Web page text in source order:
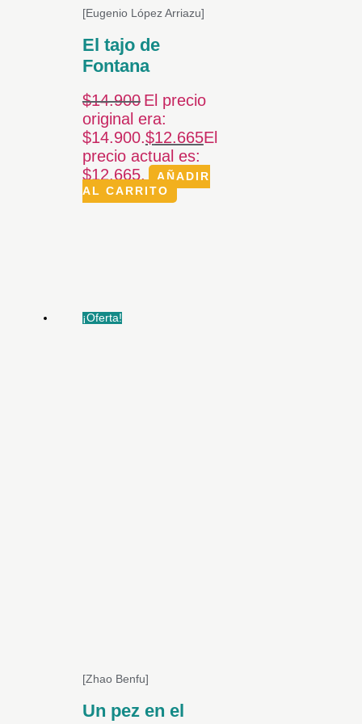
[Eugenio López Arriazu]
El tajo de
Fontana
$14.900 El precio
original era:
$14.900.$12.665El
precio actual es:
$12.665.
AÑADIR
AL CARRITO
¡Oferta!
[Zhao Benfu]
Un pez en el